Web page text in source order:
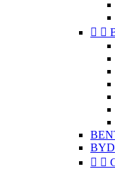
 
BYD
 